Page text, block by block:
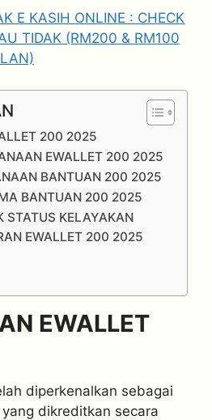
E KASIH ONLINE : CHECK
TIDAK (RM200 & RM100
200 2025
EWALLET 200 2025
BANTUAN 200 2025
BANTUAN 200 2025
STATUS KELAYAKAN
EWALLET 200 2025
EWALLET
diperkenalkan sebagai
dikreditkan secara